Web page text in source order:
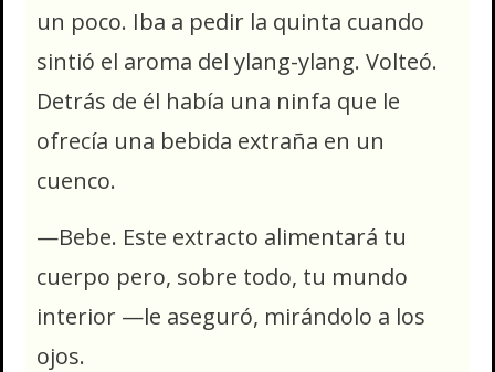
un poco. Iba a pedir la quinta cuando
sintió el aroma del ylang-ylang. Volteó.
Detrás de él había una ninfa que le
ofrecía una bebida extraña en un
cuenco.
—Bebe. Este extracto alimentará tu
cuerpo pero, sobre todo, tu mundo
interior —le aseguró, mirándolo a los
ojos.